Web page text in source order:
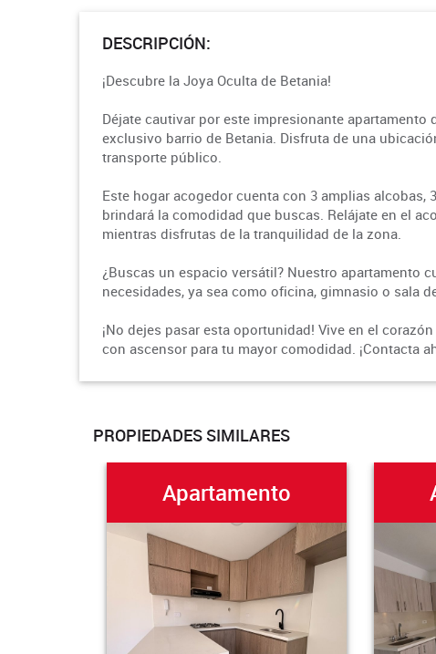
DESCRIPCIÓN:
¡Descubre la Joya Oculta de Betania!
Déjate cautivar por este impresionante apartamento
exclusivo barrio de Betania. Disfruta de una
transporte público.
Este hogar acogedor cuenta con 3 amplias
brindará la comodidad que buscas. Relájate en el
mientras disfrutas de la tranquilidad de la zona.
¿Buscas un espacio versátil? Nuestro apartamento
necesidades, ya sea como oficina, gimnasio o sala
¡No dejes pasar esta oportunidad! Vive en el
con ascensor para tu mayor comodidad. ¡Contacta
PROPIEDADES SIMILARES
Apartamento